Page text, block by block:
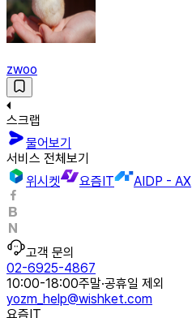
zwoo
스크랩
물어보기
서비스 전체보기
위시켓
요즘IT AIDP - AX
고객 문의
02-6925-4867
10:00-18:00주말·공휴일 제외
yozm_help@wishket.com
요즘IT